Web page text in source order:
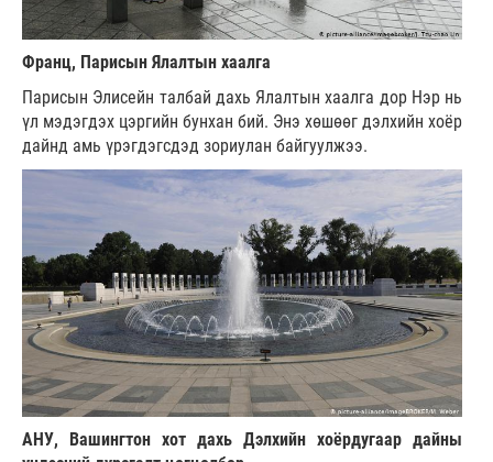
Франц, Парисын Ялалтын хаалга
Парисын Элисейн талбай дахь Ялалтын хаалга дор Нэр нь
үл мэдэгдэх цэргийн бунхан бий. Энэ хөшөөг дэлхийн хоёр
дайнд амь үрэгдэгсдэд зориулан байгуулжээ.
АНУ, Вашингтон хот дахь Дэлхийн хоёрдугаар дайны